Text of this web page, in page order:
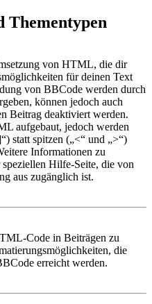
Thementypen
von HTML, die dir
für deinen Text
von BBCode werden durch
können jedoch auch
Beitrag deaktiviert werden.
aufgebaut, jedoch werden
statt spitzen („<“ und „>“)
Informationen zu
Hilfe-Seite, die von
aus zugänglich ist.
Code in Beiträgen zu
die
erreicht werden.